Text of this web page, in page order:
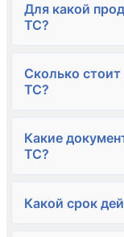
Для какой
ТС?
Сколько
ТС?
Какие
ТС?
Какой срок